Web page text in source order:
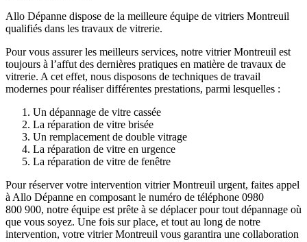
Allo Dépanne dispose de la meilleure équipe de vitriers Montreuil
qualifiés dans les travaux de vitrerie.
Pour vous assurer les meilleurs services, notre vitrier Montreuil est
toujours à l’affut des dernières pratiques en matière de travaux de
vitrerie. A cet effet, nous disposons de techniques de travail
modernes pour réaliser différentes prestations, parmi lesquelles :
Un dépannage de vitre cassée ​
La réparation de vitre brisée ​
Un remplacement de double vitrage ​
La réparation de vitre en urgence ​
La réparation de vitre de fenêtre ​
Pour réserver votre intervention vitrier Montreuil urgent, faites appel
à Allo Dépanne en composant le numéro de téléphone 0980
800 900, notre équipe est prête à se déplacer pour tout dépannage où
que vous soyez. Une fois sur place, et tout au long de notre
intervention, votre vitrier Montreuil vous garantira une collaboration